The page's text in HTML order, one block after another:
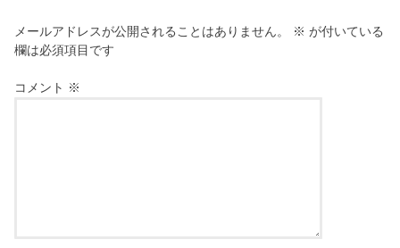
メールアドレスが公開されることはありません。 ※ が付いている
欄は必須項目です
コメント ※